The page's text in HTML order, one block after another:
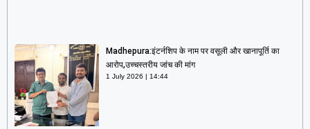
Madhepura:इंटर्नशिप के नाम पर वसूली और खानापूर्ति का
आरोप,उच्चस्तरीय जांच की मांग
1 July 2026 14:44